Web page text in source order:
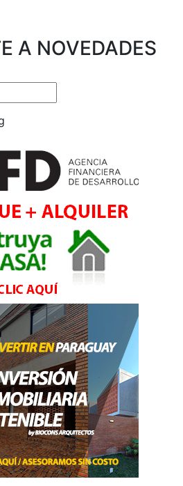
A NOVEDADES